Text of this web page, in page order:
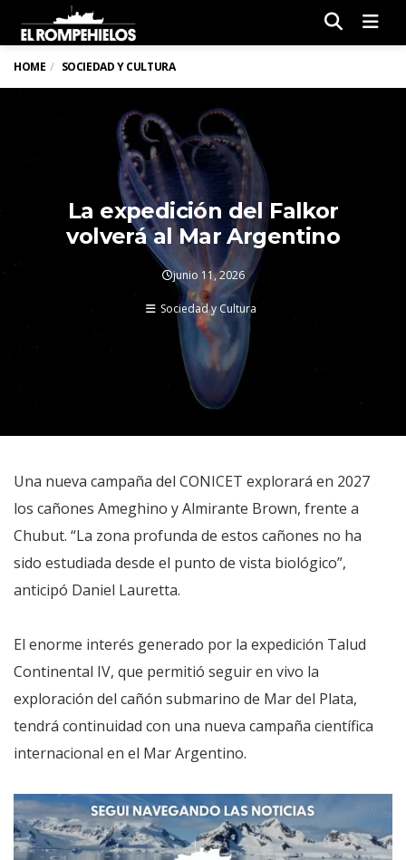
HOME SOCIEDAD Y CULTURA
La expedición del Falkor
volverá al Mar Argentino
junio 11, 2026
Sociedad y Cultura
Una nueva campaña del CONICET explorará en 2027
los cañones Ameghino y Almirante Brown, frente a
Chubut. “La zona profunda de estos cañones no ha
sido estudiada desde el punto de vista biológico”,
anticipó Daniel Lauretta.
El enorme interés generado por la expedición Talud
Continental IV, que permitió seguir en vivo la
exploración del cañón submarino de Mar del Plata,
tendrá continuidad con una nueva campaña científica
internacional en el Mar Argentino.